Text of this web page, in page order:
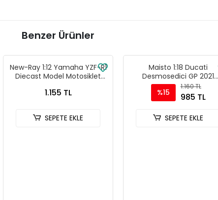
Benzer Ürünler
New-Ray 1:12 Yamaha YZF-R1
Diecast Model Motosiklet
1.155 TL
SEPETE EKLE
Maisto 1:18 Ducati
Desmosedici GP 2021
Motosiklet Modeli - 36379
%15
1.160 TL
985 TL
SEPETE EKLE